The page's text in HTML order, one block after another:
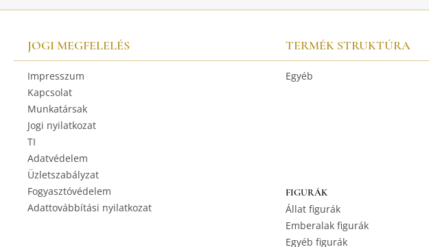
JOGI MEGFELELÉS
Impresszum
Kapcsolat
Munkatársak
Jogi nyilatkozat
TI
Adatvédelem
Üzletszabályzat
Fogyasztóvédelem
Adattovábbítási nyilatkozat
TERMÉK STRUKTÚRA
Egyéb
FIGURÁK
Állat figurák
Emberalak figurák
Egyéb figurák